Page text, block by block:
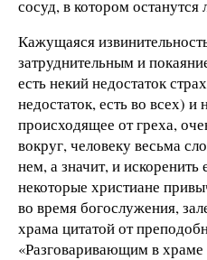
сосуд, в котором
Кажущаяся
затруднительным и
есть некий недостаток
недостаток, есть во всех) и
происходящее от греха,
вокруг, человеку весьма
нем, а значит, и искоренить
некоторые христиане
во время богослужения,
храма цитатой от
«Разговаривающим в